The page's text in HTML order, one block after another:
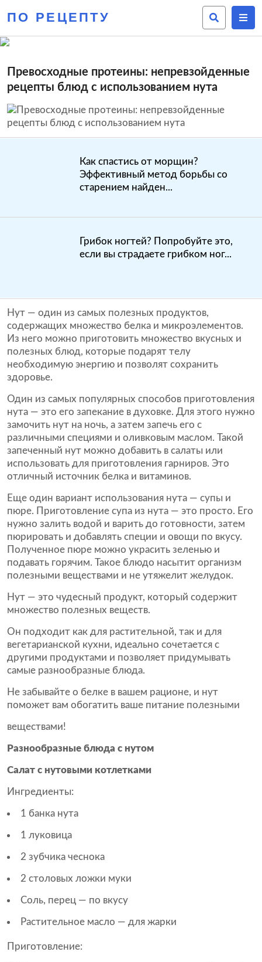
ПО РЕЦЕПТУ
Превосходные протеины: непревзойденные
рецепты блюд с использованием нута
Как спастись от морщин?
Эффективный метод борьбы со
старением найден...
Грибок ногтей? Попробуйте это,
если вы страдаете грибком ног...
Нут — один из самых полезных продуктов,
содержащих множество белка и микроэлементов.
Из него можно приготовить множество вкусных и
полезных блюд, которые подарят телу
необходимую энергию и позволят сохранить
здоровье.
Один из самых популярных способов приготовления
нута — это его запекание в духовке. Для этого нужно
замочить нут на ночь, а затем запечь его с
различными специями и оливковым маслом. Такой
запеченный нут можно добавить в салаты или
использовать для приготовления гарниров. Это
отличный источник белка и витаминов.
Еще один вариант использования нута — супы и
пюре. Приготовление супа из нута — это просто. Его
нужно залить водой и варить до готовности, затем
пюрировать и добавлять специи и овощи по вкусу.
Полученное пюре можно украсить зеленью и
подавать горячим. Такое блюдо насытит организм
полезными веществами и не утяжелит желудок.
Нут — это чудесный продукт, который содержит
множество полезных веществ.
Он подходит как для растительной, так и для
вегетарианской кухни, идеально сочетается с
другими продуктами и позволяет придумывать
самые разнообразные блюда.
Не забывайте о белке в вашем рационе, и нут
поможет вам обогатить ваше питание полезными
веществами!
Разнообразные блюда с нутом
Салат с нутовыми котлетками
Ингредиенты:
1 банка нута
1 луковица
2 зубчика чеснока
2 столовых ложки муки
Соль, перец — по вкусу
Растительное масло — для жарки
Приготовление: